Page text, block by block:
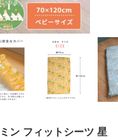
ン フィットシーツ 星